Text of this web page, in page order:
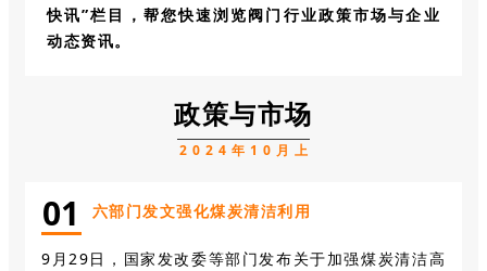
快讯”栏目，帮您快速浏览阀门行业政策市场与企业
动态资讯。
政策与市场
2024年10月上
01 六部门发文强化煤炭清洁利用
9月29日，国家发改委等部门发布关于加强煤炭清洁高